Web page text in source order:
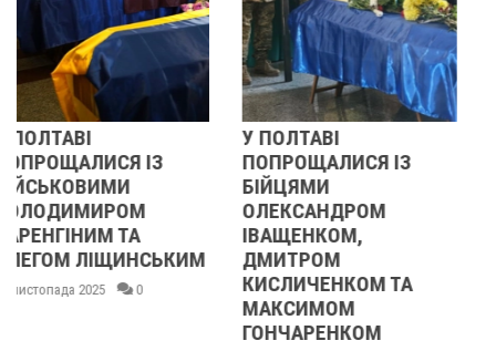
У ПОЛТАВІ
ПОПРОЩАЛИСЯ ІЗ
БІЙЦЯМИ
ОЛЕКСАНДРОМ
ІВАЩЕНКОМ,
ДМИТРОМ
КИСЛИЧЕНКОМ ТА
РЕВОЛЮЦІЯ
2013 ОЧИМА
УЧАСНИЦІ
21 листопада 2025